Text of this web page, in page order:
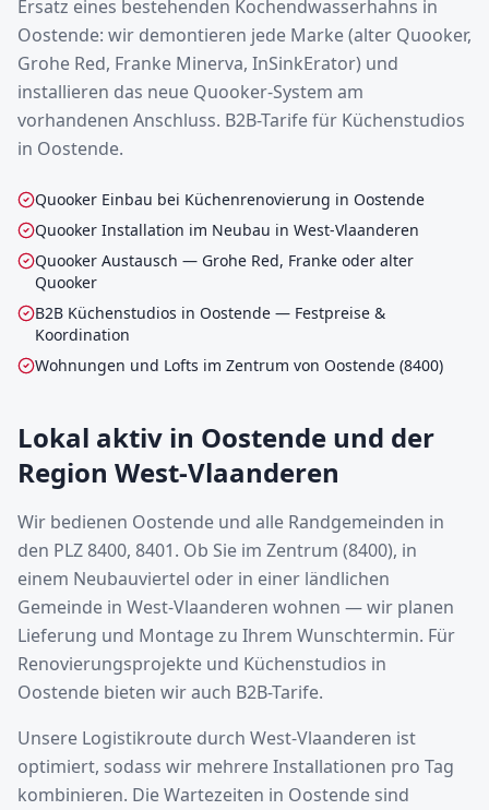
Ersatz eines bestehenden Kochendwasserhahns in
Oostende: wir demontieren jede Marke (alter Quooker,
Grohe Red, Franke Minerva, InSinkErator) und
installieren das neue Quooker-System am
vorhandenen Anschluss. B2B-Tarife für Küchenstudios
in Oostende.
Quooker Einbau bei Küchenrenovierung in Oostende
Quooker Installation im Neubau in West-Vlaanderen
Quooker Austausch — Grohe Red, Franke oder alter
Quooker
B2B Küchenstudios in Oostende — Festpreise &
Koordination
Wohnungen und Lofts im Zentrum von Oostende (8400)
Lokal aktiv in Oostende und der
Region West-Vlaanderen
Wir bedienen Oostende und alle Randgemeinden in
den PLZ 8400, 8401. Ob Sie im Zentrum (8400), in
einem Neubauviertel oder in einer ländlichen
Gemeinde in West-Vlaanderen wohnen — wir planen
Lieferung und Montage zu Ihrem Wunschtermin. Für
Renovierungsprojekte und Küchenstudios in
Oostende bieten wir auch B2B-Tarife.
Unsere Logistikroute durch West-Vlaanderen ist
optimiert, sodass wir mehrere Installationen pro Tag
kombinieren. Die Wartezeiten in Oostende sind